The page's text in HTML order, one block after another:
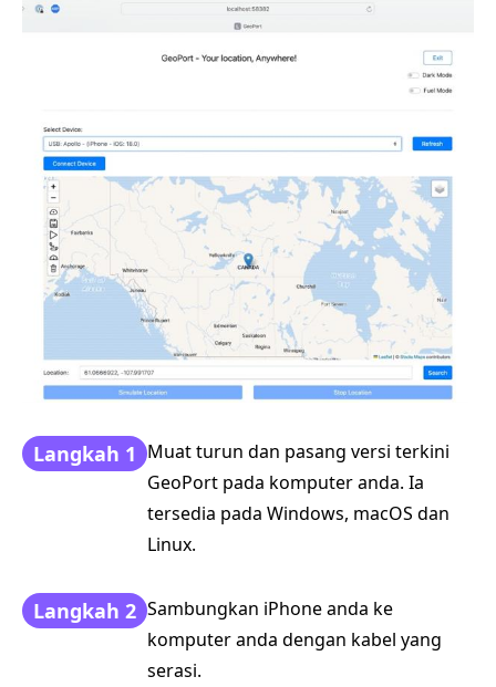
Langkah 1 Muat turun dan pasang versi terkini
GeoPort pada komputer anda. Ia
tersedia pada Windows, macOS dan
Linux.
Langkah 2 Sambungkan iPhone anda ke
komputer anda dengan kabel yang
serasi.